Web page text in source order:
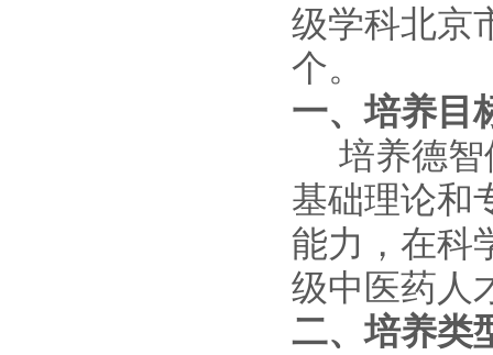
级学科北京
个。
一、培养目
培养德
基础理论和
能力，在科
级中医药人
二、培养类